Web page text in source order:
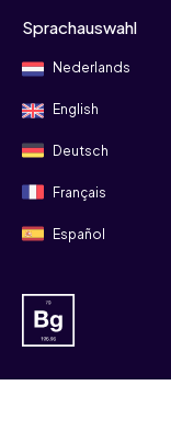
Sprachauswahl
Nederlands
English
Deutsch
Français
Español